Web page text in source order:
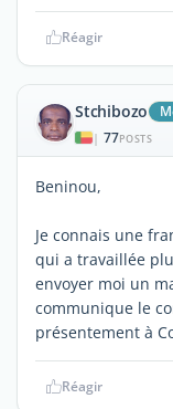
Réagir
Stchibozo
| 77POSTS
Beninou,
Je connais une
qui a travaillée
envoyer moi un
communique le
présentement à
Réagir